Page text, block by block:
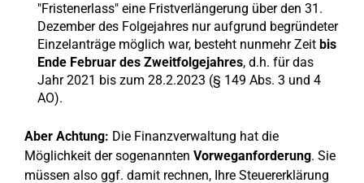
"Fristenerlass" eine Fristverlängerung über den 31.
Dezember des Folgejahres nur aufgrund begründeter
Einzelanträge möglich war, besteht nunmehr Zeit bis
Ende Februar des Zweitfolgejahres, d.h. für das
Jahr 2021 bis zum 28.2.2023 (§ 149 Abs. 3 und 4
AO).
Aber Achtung: Die Finanzverwaltung hat die
Möglichkeit der sogenannten Vorweganforderung. Sie
müssen also ggf. damit rechnen, Ihre Steuererklärung